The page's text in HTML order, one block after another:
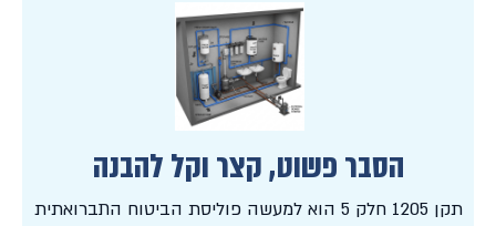
הסבר פשוט, קצר וקל להבנה
תקן 1205 חלק 5 הוא למעשה פוליסת הביטוח התברואתית